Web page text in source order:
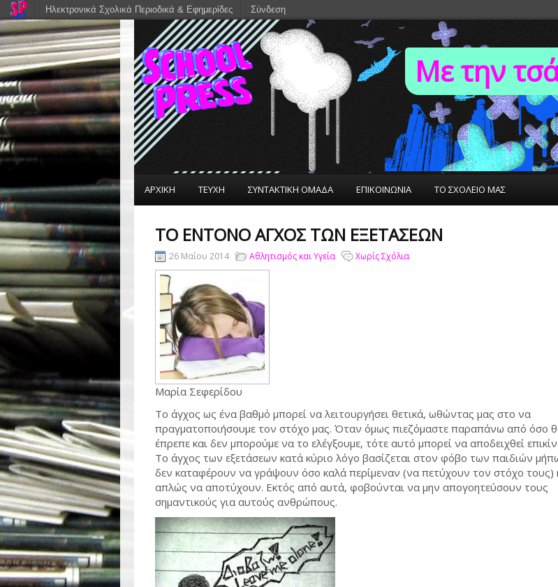
Με την
ΑΡΧΙΚΗ ΤΕΥΧΗ ΣΥΝΤΑΚΤΙΚΗ ΟΜΑΔΑ ΕΠΙΚΟΙΝΩΝΙΑ ΤΟ ΣΧΟΛΕΙΟ ΜΑΣ
ΤΟ ΕΝΤΟΝΟ ΑΓΧΟΣ ΤΩΝ ΕΞΕΤΑΣΕΩΝ
26 Μαΐου 2014 Αθλητισμός και Υγεία Χωρίς Σχόλια
Μαρία Σεφερίδου
Το άγχος ως ένα βαθμό μπορεί να λειτουργήσει θετικά, ωθώντας μας στο να
πραγματοποιήσουμε τον στόχο μας. Όταν όμως πιεζόμαστε παραπάνω από όσο
έπρεπε και δεν μπορούμε να το ελέγξουμε, τότε αυτό μπορεί να αποδειχθεί
Το άγχος των εξετάσεων κατά κύριο λόγο βασίζεται στον φόβο των παιδιών
δεν καταφέρουν να γράψουν όσο καλά περίμεναν (να πετύχουν τον στόχο τους)
απλώς να αποτύχουν. Εκτός από αυτά, φοβούνται να μην απογοητεύσουν τους
σημαντικούς για αυτούς ανθρώπους.
Ηλεκτρονικά Σχολικά Περιοδικά & Εφημερίδες Σύνδεση